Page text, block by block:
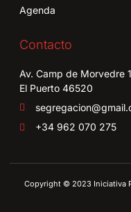
Agenda
Contacto
Av. Camp de Morvedre
El Puerto 46520
+34 962 070 275
Copyright © 2023 Iniciativa